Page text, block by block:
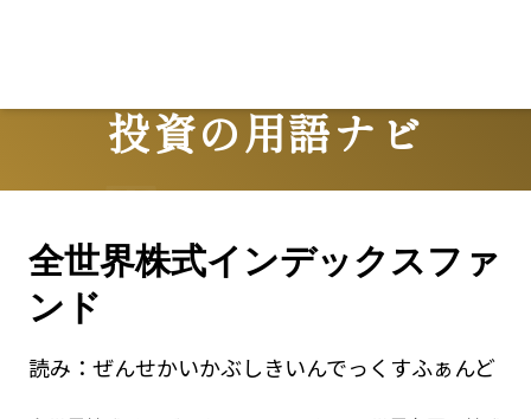
投資の用語ナビ
Terms
全世界株式インデックスファ
ンド
読み： ぜんせかいかぶしきいんでっくすふぁんど